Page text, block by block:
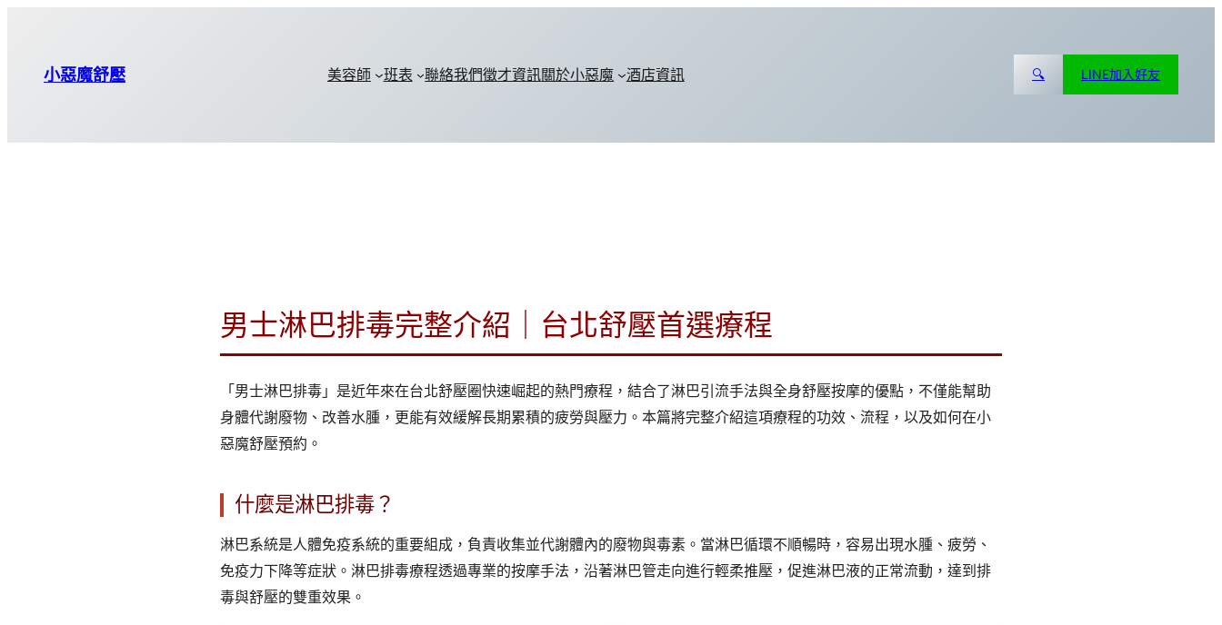
小惡魔舒壓 美容師 班表 聯絡我們徵才資訊關於小惡魔 酒店資訊 🔍 LINE加入好友
男士淋巴排毒完整介紹｜台北舒壓首選療程
「男士淋巴排毒」是近年來在台北舒壓圈快速崛起的熱門療程，結合了淋巴引流手法與全身舒壓按摩的優點，不僅能幫助
身體代謝廢物、改善水腫，更能有效緩解長期累積的疲勞與壓力。本篇將完整介紹這項療程的功效、流程，以及如何在小
惡魔舒壓預約。
什麼是淋巴排毒？
淋巴系統是人體免疫系統的重要組成，負責收集並代謝體內的廢物與毒素。當淋巴循環不順暢時，容易出現水腫、疲勞、
免疫力下降等症狀。淋巴排毒療程透過專業的按摩手法，沿著淋巴管走向進行輕柔推壓，促進淋巴液的正常流動，達到排
毒與舒壓的雙重效果。